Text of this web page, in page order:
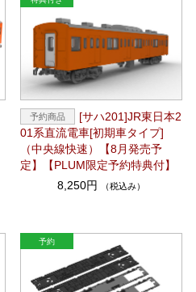
[サハ201]JR東日本2
01系直流電車[初期車タイプ]
（中央線快速）【8月発売予
定】【PLUM限定予約特典付】
8,250円
（税込み）